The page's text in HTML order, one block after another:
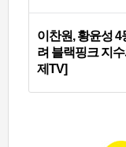
이찬원, 황윤성
려 블랙핑크 지
제TV]